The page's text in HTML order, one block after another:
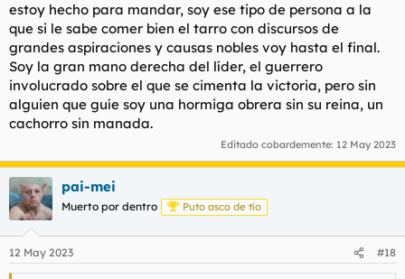
estoy hecho para mandar, soy ese tipo de persona a la
que si le sabe comer bien el tarro con discursos de
grandes aspiraciones y causas nobles voy hasta el final.
Soy la gran mano derecha del líder, el guerrero
involucrado sobre el que se cimenta la victoria, pero sin
alguien que guíe soy una hormiga obrera sin su reina, un
cachorro sin manada.
Editado cobardemente: 12 May 2023
pai-mei
Muerto por dentro Puto asco de tío
12 May 2023 #18